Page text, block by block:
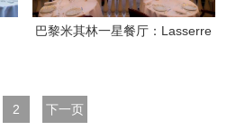
巴黎米其林一星餐厅：Lasserre
2 下一页